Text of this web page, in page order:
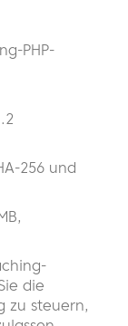
PHP-
256 und
die
zu steuern,